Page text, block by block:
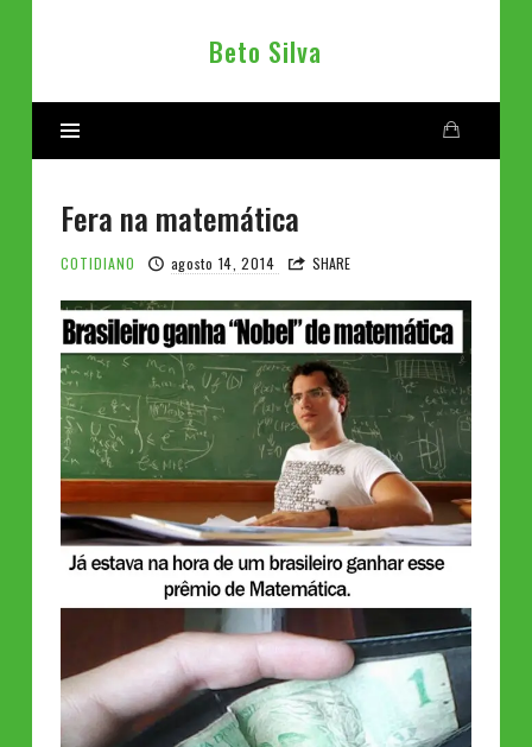
Beto
Beto Silva
Fera na matemática
COTIDIANO agosto 14, 2014 SHARE